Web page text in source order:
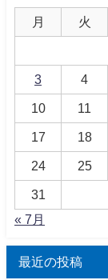
月 火
3 4
10 11
17 18
24 25
31
« 7月
最近の投稿